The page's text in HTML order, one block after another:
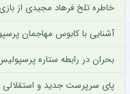
خاطره تلخ فرهاد مجیدی از
آشنایی با کابوس مهاجمان
بحران در رابطه ستاره
پای سرپرست جدید و استقلالی